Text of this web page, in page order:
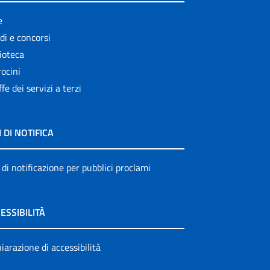
e concorsi
dei servizi a terzi
DI NOTIFICA
notificazione per pubblici proclami
di accessibilità